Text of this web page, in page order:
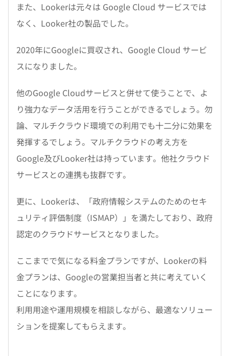
また、Lookerは元々は Google Cloud サービスでは
なく、Looker社の製品でした。
2020年にGoogleに買収され、Google Cloud サービ
スになりました。
他のGoogle Cloudサービスと併せて使うことで、よ
り強力なデータ活用を行うことができるでしょう。勿
論、マルチクラウド環境での利用でも十二分に効果を
発揮するでしょう。マルチクラウドの考え方を
Google及びLooker社は持っています。他社クラウド
サービスとの連携も抜群です。
更に、Lookerは、「政府情報システムのためのセキ
ュリティ評価制度（ISMAP）」を満たしており、政府
認定のクラウドサービスとなりました。
ここまでで気になる料金プランですが、Lookerの料
金プランは、Googleの営業担当者と共に考えていく
ことになります。
利用用途や運用規模を相談しながら、最適なソリュー
ションを提案してもらえます。